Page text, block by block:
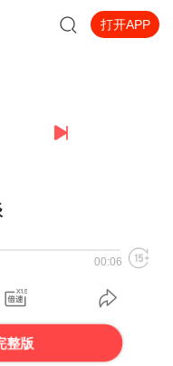
打开APP
00:06
整版